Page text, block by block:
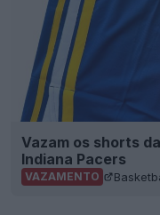
Vazam os shorts
Indiana Pacers
VAZAMENTO